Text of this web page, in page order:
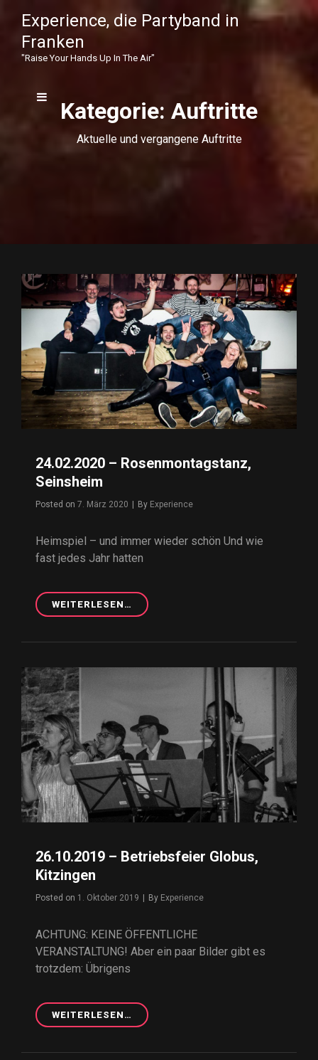
Experience, die Partyband in
Franken
"raise Your Hands Up In The Air"
Kategorie: Auftritte
Aktuelle und vergangene Auftritte
24.02.2020 – Rosenmontagstanz,
Seinsheim
Posted on 7. März 2020 By Byline
Experience
Heimspiel – und immer wieder schön Und wie
fast jedes Jahr hatten
WEITERLESEN…
24.02.2020
–
26.10.2019 – Betriebsfeier Globus,
Kitzingen
Posted on 1. Oktober 2019 | By Byline
Experience
ACHTUNG: KEINE ÖFFENTLICHE
VERANSTALTUNG! Aber ein paar Bilder gibt es
trotzdem: Übrigens
WEITERLESEN…
26.10.2019
–